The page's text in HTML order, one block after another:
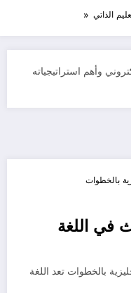
الذاتي
وأهم استراتيجياته
في اللغة
بالخطوات تعد اللغة